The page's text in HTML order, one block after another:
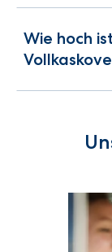
Wie hoch